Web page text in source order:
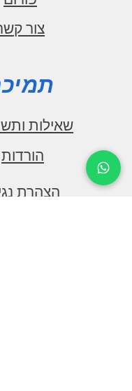
צור
שאילות
הורדות
הצהרת